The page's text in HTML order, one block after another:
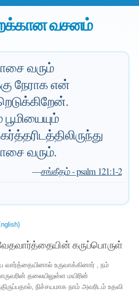
வசனம்
வரும்
நேராக என்
வரும்.
—சங்கீதம் - psalm 121:1-2
கருப்பொருள்
உருவாக்கினார் , நம்
தலையிலுள்ள மயிரின்
நிச்சயமாக நாம் அவரிடம் உதவி